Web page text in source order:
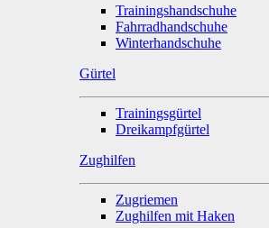
Trainingshandschuhe
Fahrradhandschuhe
Winterhandschuhe
Gürtel
Trainingsgürtel
Dreikampfgürtel
Zughilfen
Zugriemen
Zughilfen mit Haken